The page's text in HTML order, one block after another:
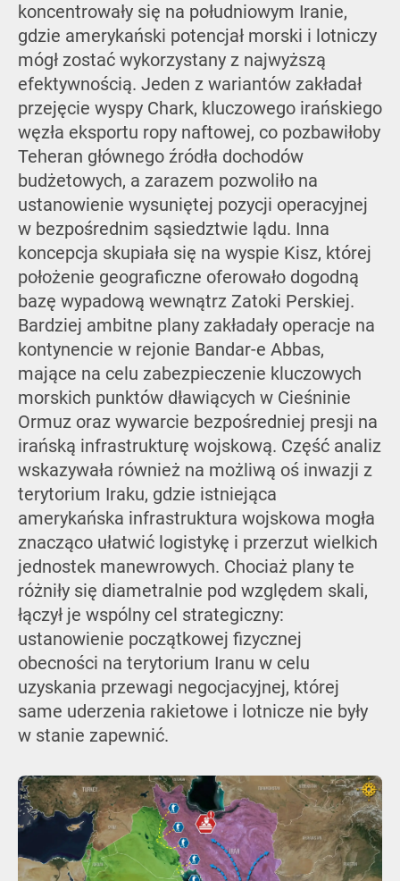
koncentrowały się na południowym Iranie,
gdzie amerykański potencjał morski i lotniczy
mógł zostać wykorzystany z najwyższą
efektywnością. Jeden z wariantów zakładał
przejęcie wyspy Chark, kluczowego irańskiego
węzła eksportu ropy naftowej, co pozbawiłoby
Teheran głównego źródła dochodów
budżetowych, a zarazem pozwoliło na
ustanowienie wysuniętej pozycji operacyjnej
w bezpośrednim sąsiedztwie lądu. Inna
koncepcja skupiała się na wyspie Kisz, której
położenie geograficzne oferowało dogodną
bazę wypadową wewnątrz Zatoki Perskiej.
Bardziej ambitne plany zakładały operacje na
kontynencie w rejonie Bandar-e Abbas,
mające na celu zabezpieczenie kluczowych
morskich punktów dławiących w Cieśninie
Ormuz oraz wywarcie bezpośredniej presji na
irańską infrastrukturę wojskową. Część analiz
wskazywała również na możliwą oś inwazji z
terytorium Iraku, gdzie istniejąca
amerykańska infrastruktura wojskowa mogła
znacząco ułatwić logistykę i przerzut wielkich
jednostek manewrowych. Chociaż plany te
różniły się diametralnie pod względem skali,
łączył je wspólny cel strategiczny:
ustanowienie początkowej fizycznej
obecności na terytorium Iranu w celu
uzyskania przewagi negocjacyjnej, której
same uderzenia rakietowe i lotnicze nie były
w stanie zapewnić.